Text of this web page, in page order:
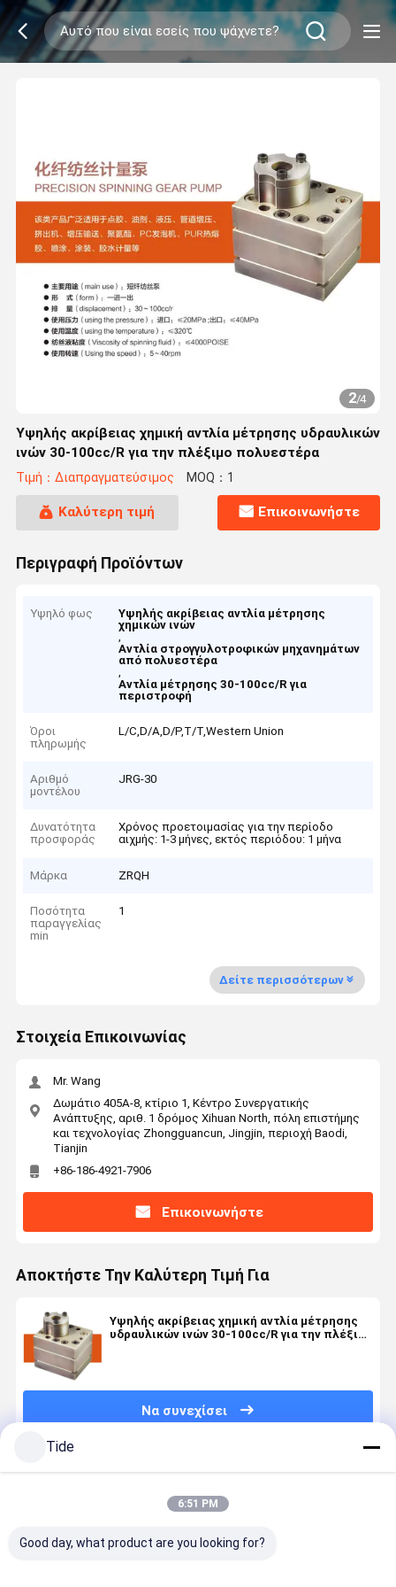
2/4
Υψηλής ακρίβειας χημική αντλία μέτρησης υδραυλικών
ινών 30-100cc/R για την πλέξιμο πολυεστέρα
Τιμή：Διαπραγματεύσιμος MOQ：1
Καλύτερη τιμή Επικοινωνήστε
Περιγραφή Προϊόντων
Υψηλό φως
Υψηλής ακρίβειας αντλία μέτρησης
χημικών ινών
,
Αντλία στρογγυλοτροφικών μηχανημάτων
από πολυεστέρα
,
Αντλία μέτρησης 30-100cc/R για
περιστροφή
Όροι
πληρωμής
L/C,D/A,D/P,T/T,Western Union
Αριθμό
μοντέλου
JRG-30
Δυνατότητα
προσφοράς
Χρόνος προετοιμασίας για την περίοδο
αιχμής: 1-3 μήνες, εκτός περιόδου: 1 μήνα
Μάρκα ZRQH
Ποσότητα
παραγγελίας
min
1
Δείτε περισσότερων
Στοιχεία Επικοινωνίας
Mr. Wang
Δωμάτιο 405A-8, κτίριο 1, Κέντρο Συνεργατικής
Ανάπτυξης, αριθ. 1 δρόμος Xihuan North, πόλη επιστήμης
και τεχνολογίας Zhongguancun, Jingjin, περιοχή Baodi,
Tianjin
+86-186-4921-7906
Επικοινωνήστε
Αποκτήστε Την Καλύτερη Τιμή Για
Υψηλής ακρίβειας χημική αντλία μέτρησης
υδραυλικών ινών 30-100cc/R για την πλέξιμο
Να συνεχίσει
Συνιστώμενα Προϊόντα
Tide
6:51 PM
Good day, what product are you looking for?